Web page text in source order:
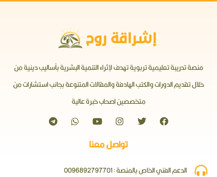
منصة تدريبة تعليمية تربوية تهدف لإثراء التنمية البشرية بأساليب دينية من
خلال تقديم الدورات والكتب الهادفة والمقالات المتنوعة بجانب استشارات من
متخصصين اصحاب خبرة عالية
تواصل معنا
الدعم الفني الخاص بالمنصة : 0096892797701